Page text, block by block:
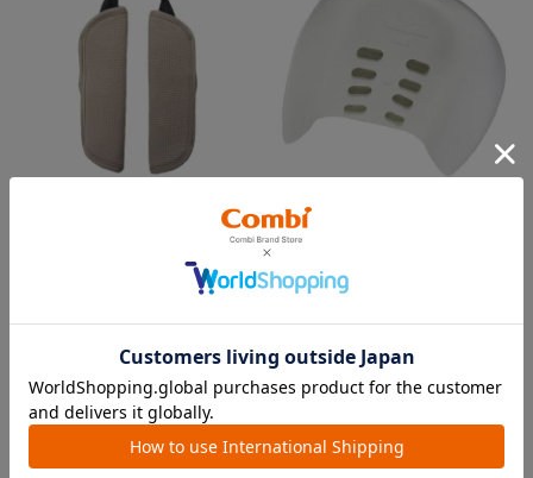
カバー（ヘーゼルナッツ）
￥1,100
背部分に予めセットされた発
￥550
5.0（1）